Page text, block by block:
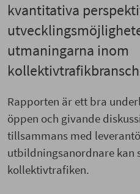
kvantitativa
utmaningarna inom
Rapporten är ett bra
öppen och givande
tillsammans med
utbildningsanordnare kan
kollektivtrafiken.